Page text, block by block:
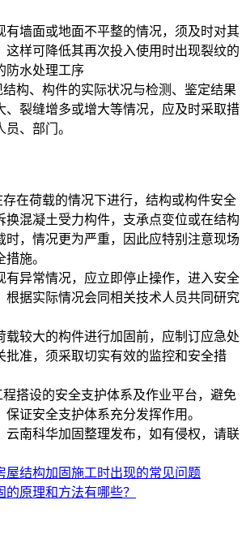
有墙面或地面不平整的情况，须及时对其
这样可降低其再次投入使用时出现裂纹的
防水处理工序
构、构件的实际状况与检测、鉴定结果
、裂缝增多或增大等情况，应及时采取措
、部门。
在荷载的情况下进行，结构或构件安全
换混凝土受力构件，支承点变位或在结构
时，情况更为严重，因此应特别注意现场
施。
有异常情况，应立即停止操作，进入安全
根据实际情况会同相关技术人员共同研究
载较大的构件进行加固前，应制订应急处
批准，须采取切实有效的监控和安全措
搭设的安全支护体系及作业平台，避免
证安全支护体系充分发挥作用。
云南科华加固整理发布，如有侵权，请联
屋结构加固施工时出现的常见问题
的原理和方法有哪些？